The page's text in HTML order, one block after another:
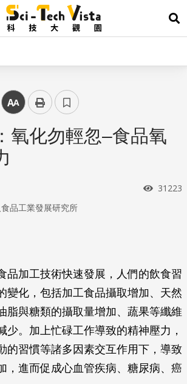
展
中
氧化勿輕忽–食品氧
瀏覽次
31223
品工業發展研究所
品加工技術快速發展，人們的飲食習
變化，包括加工食品攝取增加、天然
脂與糖類的攝取量增加、蔬果等纖維
少。加上忙碌工作導致的精神壓力，
的習慣等諸多因素交互作用下，導致
，進而促成心血管疾病、糖尿病、癌